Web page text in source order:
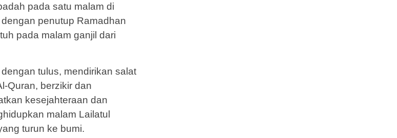
pada satu malam di
penutup Ramadhan
pada malam ganjil dari
tulus, mendirikan salat
Quran, berzikir dan
kesejahteraan dan
malam Lailatul
turun ke bumi.